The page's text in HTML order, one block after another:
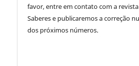
favor, entre em contato com a revista
Saberes e publicaremos a correção
dos próximos números.